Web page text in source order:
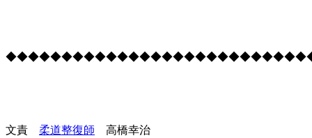
文責 柔道整復師 高橋幸治